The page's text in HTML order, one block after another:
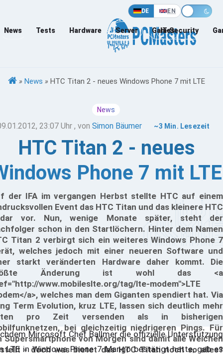
DE EN
News Tests Hardware Server Games
IT-Security
» News » HTC Titan 2 - neues Windows Phone 7 mit LTE
News
23:07 Uhr , vonSimon Bäumer ~3 Min. Lesezeit
HTC Titan 2 - neues
Phone 7 mit LTE
der IFA im vergangen Herbst stellte HTC auf einem
Event das HTC Titan und das kleinere HTC
vor. Nun, wenige Monate später, steht der
schon in den Startlöchern. Hinter dem Namen
Titan 2 verbirgt sich ein weiteres Windows Phone 7
welches jedoch mit einer neueren Software und
starkt veränderten Hardware daher kommt. Die
Änderung ist wohl das <a
www.mobileslte.org/tag/lte-modem">LTE
a>, welches man dem Giganten spendiert hat. Via
Term Evolution, kruz LTE, lassen sich deutlich mehr
pro Zeit versenden als in bisherigen
bei gleichzeitig niedrigeren Pings. Für
Supersmartphone von Morgen sind damit alle Weichen
- doch was bietet das HTC Titan noch so alles?
Mircosoft Chef Ballmer die offizielle Unterstützung
LTE in Windows Phone 7 Mango bestätigt hatte, gab es